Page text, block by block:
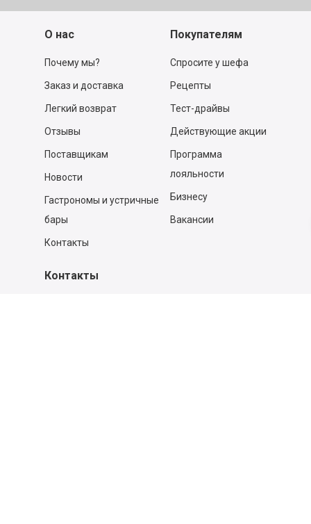
О нас
Почему мы?
Заказ и доставка
Легкий возврат
Отзывы
Поставщикам
Новости
Гастрономы и устричные
бары
Контакты
Покупателям
Спросите у шефа
Рецепты
Тест-драйвы
Действующие акции
Программа
лояльности
Бизнесу
Вакансии
Контакты